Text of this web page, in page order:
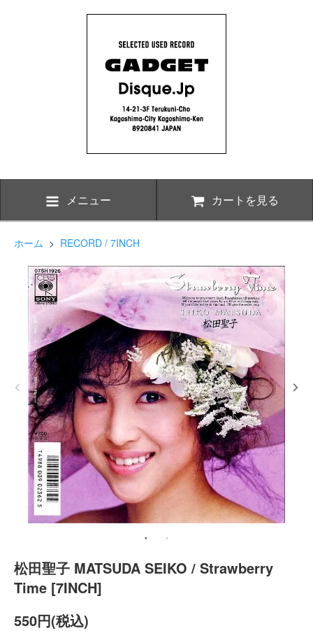
メニュー カートを見る
ホーム > RECORD / 7INCH
松田聖子 MATSUDA SEIKO / Strawberry
Time [7INCH]
550円(税込)